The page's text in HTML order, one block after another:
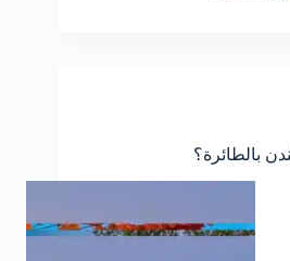
بالطائرة؟